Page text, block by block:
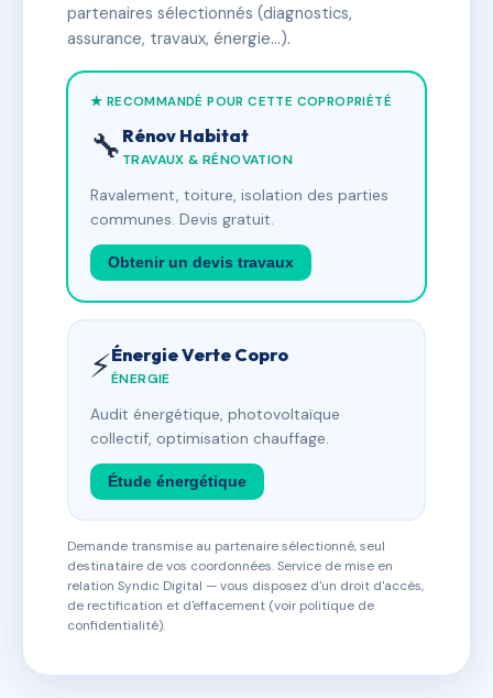
partenaires sélectionnés (diagnostics,
assurance, travaux, énergie…).
★ RECOMMANDÉ POUR CETTE COPROPRIÉTÉ
🔧 Rénov Habitat
TRAVAUX & RÉNOVATION
Ravalement, toiture, isolation des parties
communes. Devis gratuit.
Obtenir un devis travaux
⚡Énergie Verte Copro
ÉNERGIE
Audit énergétique, photovoltaïque
collectif, optimisation chauffage.
Étude énergétique
Demande transmise au partenaire sélectionné, seul
destinataire de vos coordonnées. Service de mise en
relation Syndic Digital — vous disposez d'un droit d'accès,
de rectification et d'effacement (voir politique de
confidentialité).